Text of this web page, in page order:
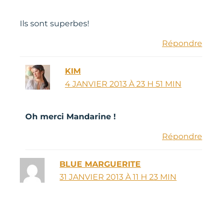
Ils sont superbes!
Répondre
KIM
4 JANVIER 2013 À 23 H 51 MIN
Oh merci Mandarine !
Répondre
BLUE MARGUERITE
31 JANVIER 2013 À 11 H 23 MIN